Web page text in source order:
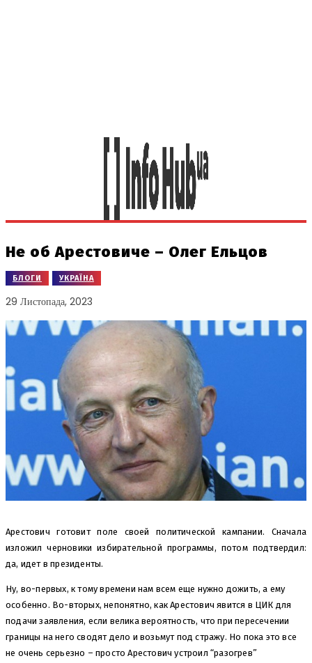
Не об Арестовиче – Олег Ельцов
БЛОГИ УКРАЇНА
29 Листопада, 2023
Арестович готовит поле своей политической кампании. Сначала
изложил черновики избирательной программы, потом подтвердил:
да, идет в президенты.
Ну, во-первых, к тому времени нам всем еще нужно дожить, а ему
особенно. Во-вторых, непонятно, как Арестович явится в ЦИК для
подачи заявления, если велика вероятность, что при пересечении
границы на него сводят дело и возьмут под стражу. Но пока это все
не очень серьезно – просто Арестович устроил “разогрев”